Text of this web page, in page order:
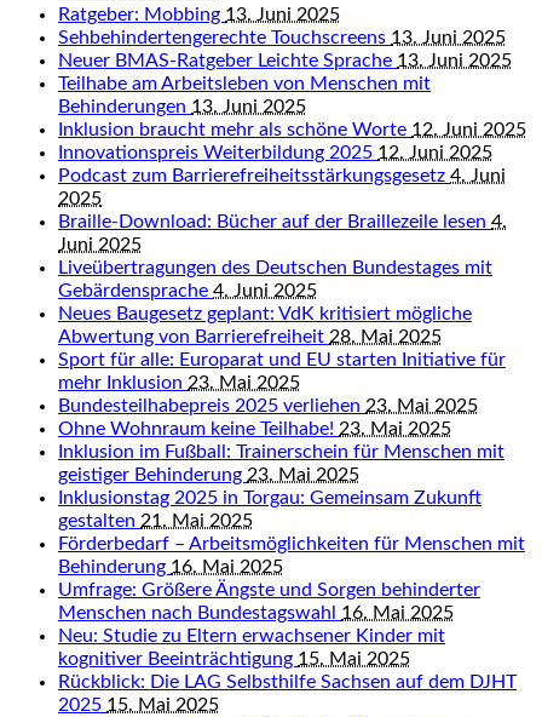
Ratgeber: Mobbing 13. Juni 2025
Sehbehindertengerechte Touchscreens 13. Juni 2025
Neuer BMAS-Ratgeber Leichte Sprache 13. Juni 2025
Teilhabe am Arbeitsleben von Menschen mit
Behinderungen 13. Juni 2025
Inklusion braucht mehr als schöne Worte 12. Juni 2025
Innovationspreis Weiterbildung 2025 12. Juni 2025
Podcast zum Barrierefreiheitsstärkungsgesetz 4. Juni
2025
Braille-Download: Bücher auf der Braillezeile lesen 4.
Juni 2025
Liveübertragungen des Deutschen Bundestages mit
Gebärdensprache 4. Juni 2025
Neues Baugesetz geplant: VdK kritisiert mögliche
Abwertung von Barrierefreiheit 28. Mai 2025
Sport für alle: Europarat und EU starten Initiative für
mehr Inklusion 23. Mai 2025
Bundesteilhabepreis 2025 verliehen 23. Mai 2025
Ohne Wohnraum keine Teilhabe! 23. Mai 2025
Inklusion im Fußball: Trainerschein für Menschen mit
geistiger Behinderung 23. Mai 2025
Inklusionstag 2025 in Torgau: Gemeinsam Zukunft
gestalten 21. Mai 2025
Förderbedarf – Arbeitsmöglichkeiten für Menschen mit
Behinderung 16. Mai 2025
Umfrage: Größere Ängste und Sorgen behinderter
Menschen nach Bundestagswahl 16. Mai 2025
Neu: Studie zu Eltern erwachsener Kinder mit
kognitiver Beeinträchtigung 15. Mai 2025
Rückblick: Die LAG Selbsthilfe Sachsen auf dem DJHT
2025 15. Mai 2025